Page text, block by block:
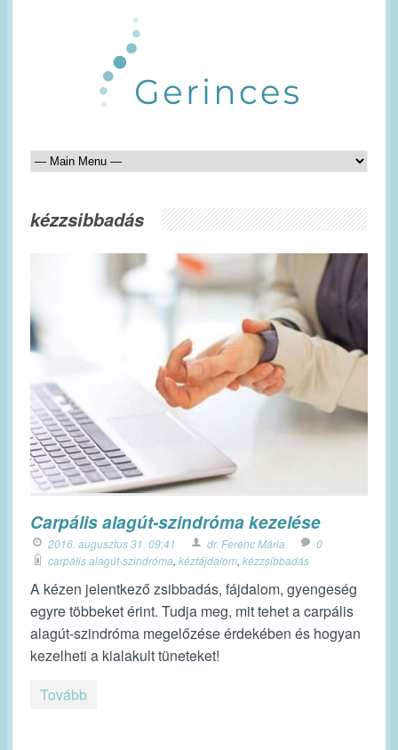
kézzsibbadás
Carpális alagút-szindróma kezelése
2016. augusztus 31. 09:41 dr. Ferenc Mária
0
carpális alagút-szindróma, kézfájdalom, kézzsibbadás
A kézen jelentkező zsibbadás, fájdalom, gyengeség
egyre többeket érint. Tudja meg, mit tehet a carpális
alagút-szindróma megelőzése érdekében és hogyan
kezelheti a kialakult tüneteket!
Tovább